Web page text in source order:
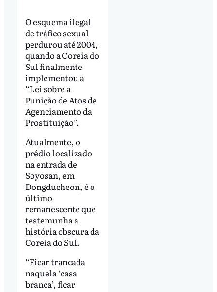
O esquema ilegal
de tráfico sexual
perdurou até 2004,
quando a Coreia do
Sul finalmente
implementou a
“Lei sobre a
Punição de Atos de
Agenciamento da
Prostituição”.
Atualmente, o
prédio localizado
na entrada de
Soyosan, em
Dongducheon, é o
último
remanescente que
testemunha a
história obscura da
Coreia do Sul.
“Ficar trancada
naquela ‘casa
branca’, ficar